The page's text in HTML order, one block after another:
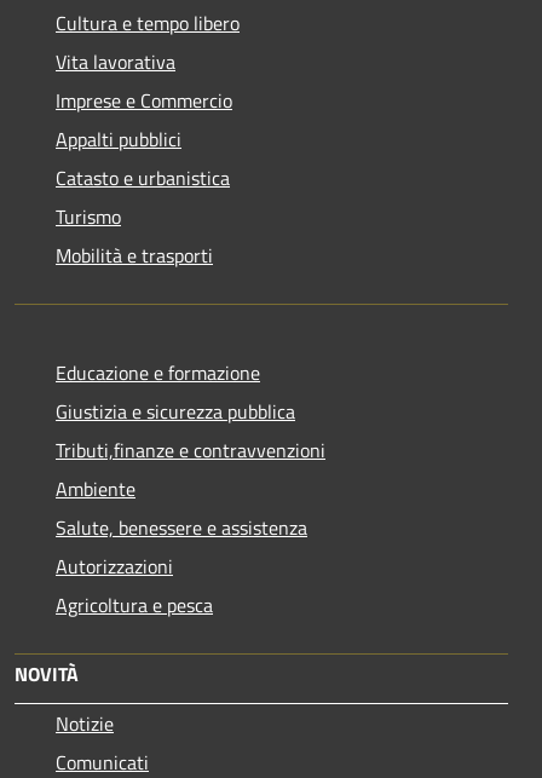
Cultura e tempo libero
Vita lavorativa
Imprese e Commercio
Appalti pubblici
Catasto e urbanistica
Turismo
Mobilità e trasporti
Educazione e formazione
Giustizia e sicurezza pubblica
Tributi,finanze e contravvenzioni
Ambiente
Salute, benessere e assistenza
Autorizzazioni
Agricoltura e pesca
NOVITÀ
Notizie
Comunicati